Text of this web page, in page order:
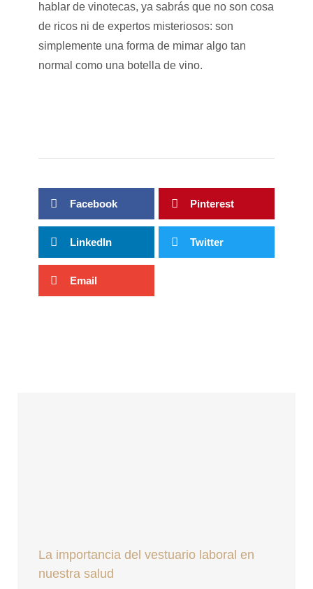
hablar de vinotecas, ya sabrás que no son cosa
de ricos ni de expertos misteriosos: son
simplemente una forma de mimar algo tan
normal como una botella de vino.
Facebook Pinterest
LinkedIn Twitter
Email
La importancia del vestuario laboral en
nuestra salud